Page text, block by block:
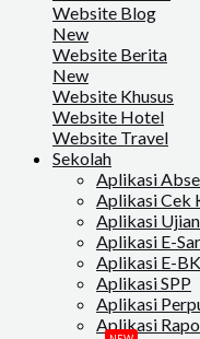
Website Blog
New
Website Berita
New
Website Khusus
Website Hotel
Website Travel
Sekolah
Aplikasi
Aplikasi Cek
Aplikasi
Aplikasi E-
Aplikasi E-
Aplikasi SPP
Aplikasi
Aplikasi